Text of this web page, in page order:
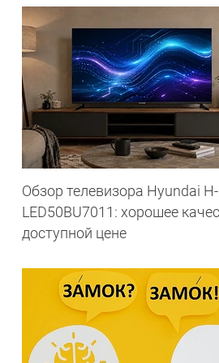
Обзор телевизора Hyundai H-
LED50BU7011: хорошее
доступной цене